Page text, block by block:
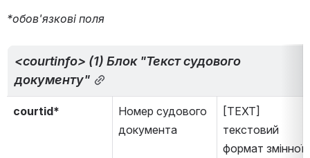
*обов'язкові поля
<courtinfo> (1) Блок "Текст судового
документу"
courtid*
Номер судового
документа
[TEXT]
текстовий
формат змінної